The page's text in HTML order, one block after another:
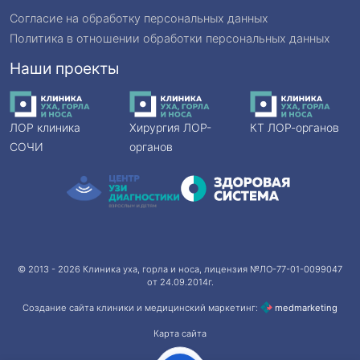
Согласие на обработку персональных данных
Политика в отношении обработки персональных данных
Наши проекты
ЛОР клиника
СОЧИ
Хирургия ЛОР-
органов
КТ ЛОР-органов
© 2013 - 2026 Клиника уха, горла и носа , лицензия №ЛО-77-01-0099047
от 24.09.2014г.
Создание сайта клиники и медицинский маркетинг: medmarketing
Карта сайта